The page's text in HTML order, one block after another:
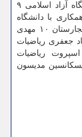
دانشگاه شیراز ۸ آرش كریم پور مهندسی دانشگاه آزاد اسلامی ۹
با دانشگاه
ژیان ژیاتونگ چین و دانشگاه صنعتی بوداپست مجارستان ۱۰ مهدی
دانشگاه صنعتی امیركبیر ۱۱ سجاد جعفری ریاضیات
كلینتون اسپروت ریاضیات
مدیسون